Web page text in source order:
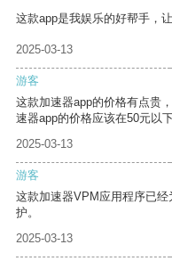
这款app是我娱乐的好帮手，
2025-03-13
游客
这款加速器app的价格有点贵
速器app的价格应该在50元以
2025-03-13
游客
这款加速器VPM应用程序已
护。
2025-03-13